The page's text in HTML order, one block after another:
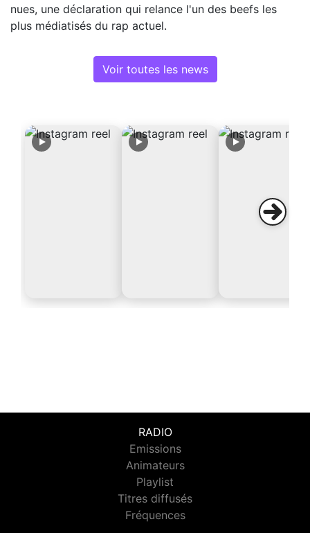
nues, une déclaration qui relance l'un des beefs les
plus médiatisés du rap actuel.
Voir toutes les news
RADIO
Emissions
Animateurs
Playlist
Titres diffusés
Fréquences